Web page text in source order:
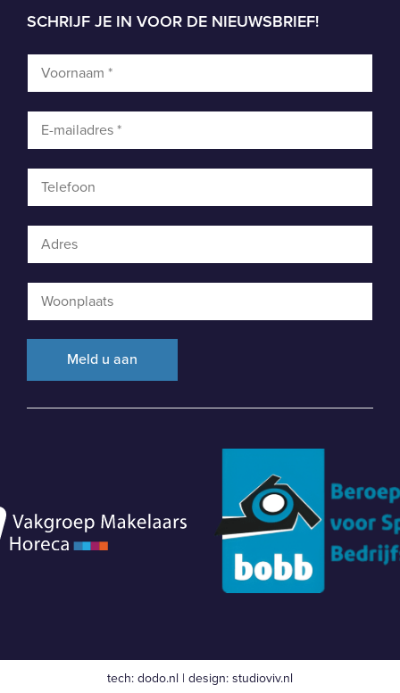
SCHRIJF JE IN VOOR DE NIEUWSBRIEF!
tech:dodo.nl | design:studioviv.nl